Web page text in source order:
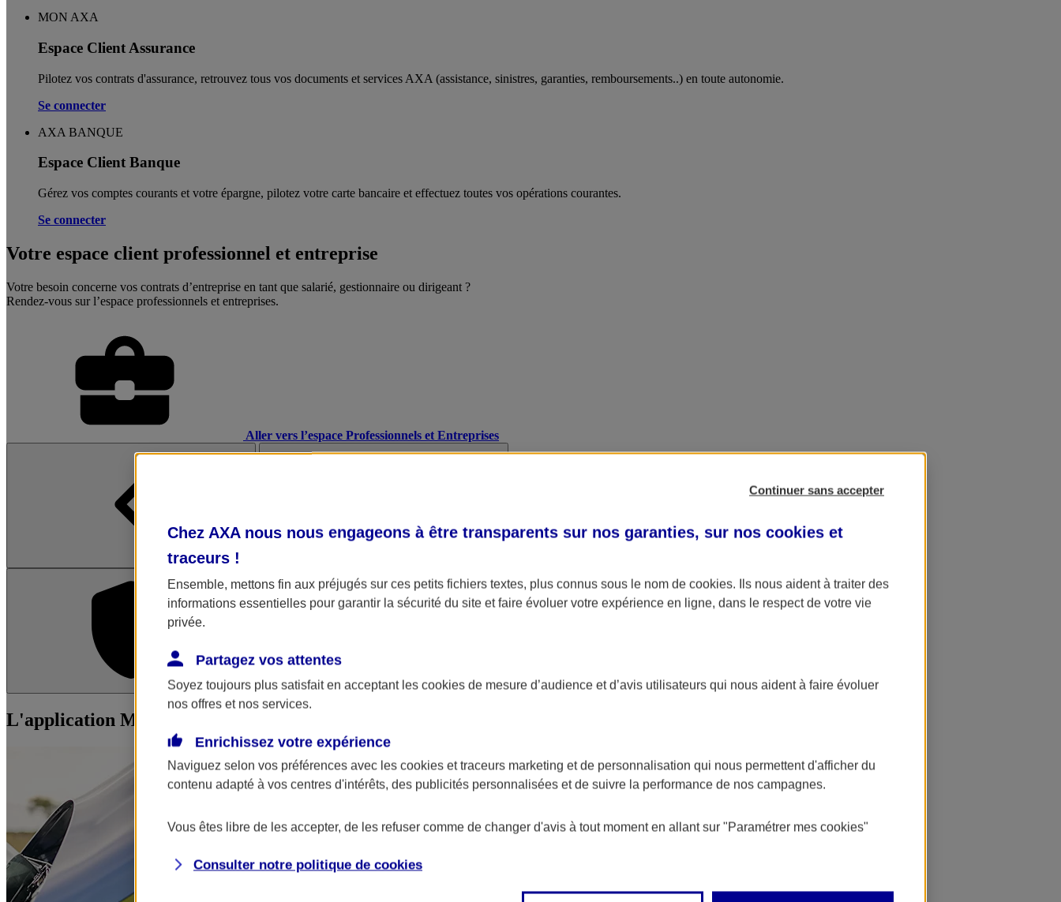
MON AXA
Espace Client Assurance
Pilotez vos contrats d'assurance, retrouvez tous vos documents et services AXA (assistance, sinistres, garanties, remboursements..) en toute autonomie. ​
Se connecter
AXA BANQUE
Espace Client Banque
Gérez vos comptes courants et votre épargne, pilotez votre carte bancaire et effectuez toutes vos opérations courantes.
Se connecter
Votre espace client professionnel et entreprise
Votre besoin concerne vos contrats d’entreprise en tant que salarié, gestionnaire ou dirigeant ?
Rendez-vous sur l’espace professionnels et entreprises.
Aller vers l’espace Professionnels et Entreprises
L'application Mon AXA Assurance L'application AXA Banque
L'application Mon AXA Assurance, tous vos contrats en poche !
Continuer sans accepter
Chez AXA nous nous engageons à être transparents sur nos garanties, sur nos cookies et
traceurs !
Ensemble, mettons fin aux préjugés sur ces petits fichiers textes, plus connus sous le nom de cookies. Ils nous aident à traiter des
informations essentielles pour garantir la sécurité du site et faire évoluer votre expérience en ligne, dans le respect de votre vie
privée.
Partagez vos attentes
Soyez toujours plus satisfait en acceptant les cookies de mesure d’audience et d’avis utilisateurs qui nous aident à faire évoluer
nos offres et nos services.
Enrichissez votre expérience
Naviguez selon vos préférences avec les cookies et traceurs marketing et de personnalisation qui nous permettent d'afficher du
contenu adapté à vos centres d'intérêts, des publicités personnalisées et de suivre la performance de nos campagnes.
Vous êtes libre de les accepter, de les refuser comme de changer d'avis à tout moment en allant sur "Paramétrer mes cookies"
Consulter notre politique de cookies